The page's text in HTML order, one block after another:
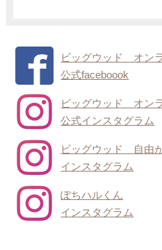
ビッグウッド オン
公式faceboook
ビッグウッド オン
公式インスタグラム
ビッグウッド 自由
インスタグラム
ぽちハルくん
インスタグラム